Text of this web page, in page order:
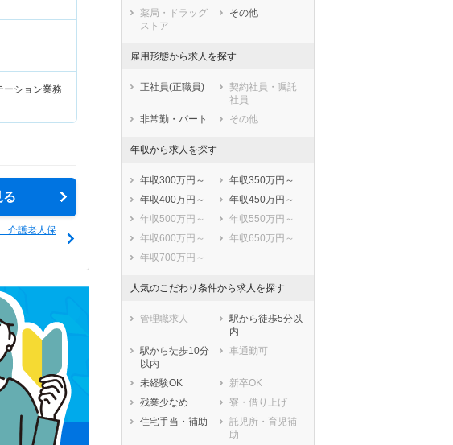
ーション業務
る
介護老人保
薬局・ドラッグ
ストア
その他
雇用形態から求人を探す
正社員(正職員)
契約社員・嘱託
社員
非常勤・パート
その他
年収から求人を探す
年収300万円～
年収350万円～
年収400万円～
年収450万円～
年収500万円～
年収550万円～
年収600万円～
年収650万円～
年収700万円～
人気のこだわり条件から求人を探す
管理職求人
駅から徒歩5分以
内
駅から徒歩10分
以内
車通勤可
未経験OK
新卒OK
残業少なめ
寮・借り上げ
住宅手当・補助
託児所・育児補
助